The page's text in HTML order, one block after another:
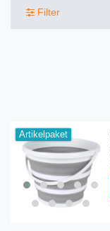
Filter
Artikelpaket